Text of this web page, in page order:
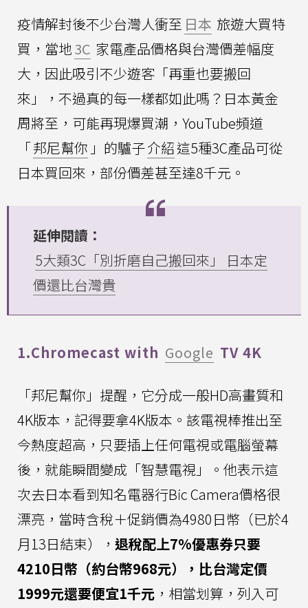
疫情解封後不少台灣人衝至 日本 旅遊大買特
買，當地3C 家電產品價格與台灣價差幅度
大，因此吸引不少遊客「再重也要搬回
來」，不過真的每一樣都如此嗎？日本黃金
周將至，可能再現爆買潮，YouTube頻道
「邦尼幫你 」的驢子介紹這5種3C產品可從
日本買回來，部份價差甚至達8千元。
延伸閱讀：
5大類3C「別折磨自己搬回來」 日本定
價還比台灣貴
1.Chromecast with Google TV 4K
「邦尼幫你」提醒，它分成一般HD高畫質和
4K版本，記得要拿4K版本。該電視棒推出至
今熱度超高，只要插上任何電視或電腦螢幕
後，就能瞬間變成「智慧電視」。他表示這
次去日本看到知名電器行Bic Camera價格很
漂亮，當時含稅＋促銷價為4980日幣（已於4
月13日結束）， 退稅配上7%優惠券只要
4210日幣（約台幣968元），比台灣定價
1999元還要便宜1千元 ，相當划算，列入可